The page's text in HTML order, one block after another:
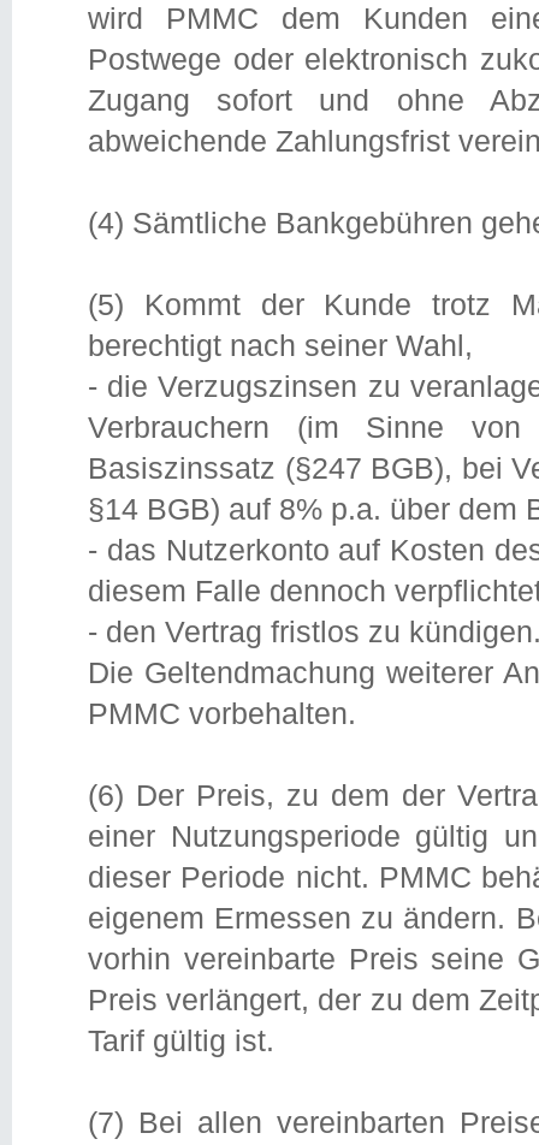
wird PMMC dem Kunden
Postwege oder elektronisch
Zugang sofort und ohne
abweichende Zahlungsfrist
(4) Sämtliche Bankgebühren
(5) Kommt der Kunde trotz
berechtigt nach seiner Wahl,
- die Verzugszinsen zu
Verbrauchern (im Sinne
Basiszinssatz (§247 BGB), bei
§14 BGB) auf 8% p.a. über dem
- das Nutzerkonto auf Kosten
diesem Falle dennoch
- den Vertrag fristlos zu
Die Geltendmachung weiterer
PMMC vorbehalten.
(6) Der Preis, zu dem der
einer Nutzungsperiode gültig
dieser Periode nicht. PMMC
eigenem Ermessen zu ändern.
vorhin vereinbarte Preis seine
Preis verlängert, der zu dem
Tarif gültig ist.
(7) Bei allen vereinbarten